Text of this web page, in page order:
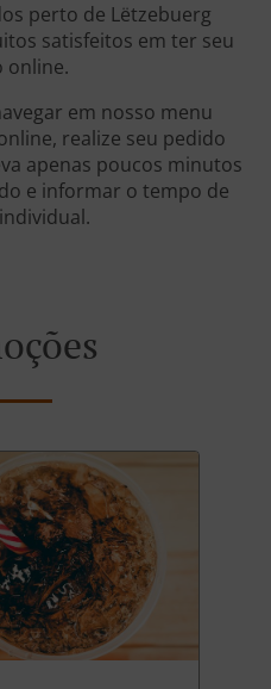
perto de Lëtzebuerg
satisfeitos em ter seu
online.
em nosso menu
realize seu pedido
apenas poucos minutos
e informar o tempo de